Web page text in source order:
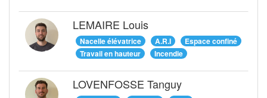
LEMAIRE Louis
Nacelle élévatrice A.R.I
Espace confiné
Travail en hauteur
Incendie
LOVENFOSSE Tanguy